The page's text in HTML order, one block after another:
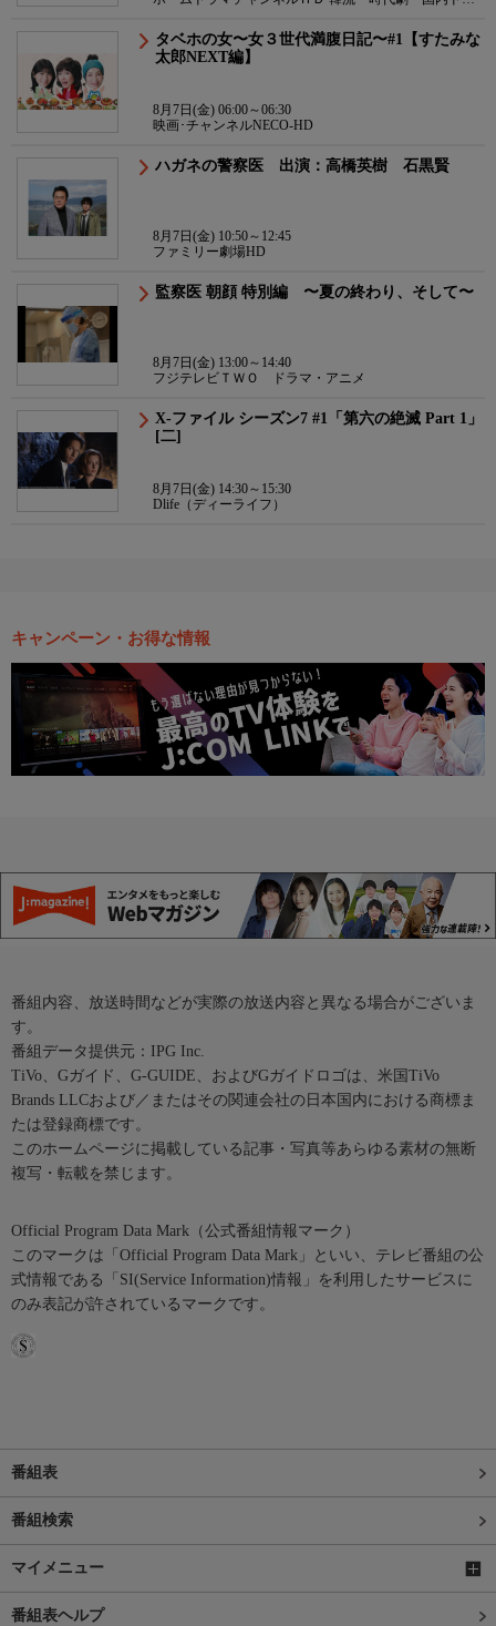
タベホの女〜女３世代満腹日記〜#1【すたみな
太郎NEXT編】
8月7日(金) 06:00～06:30
映画･チャンネルNECO-HD
ハガネの警察医 出演：高橋英樹 石黒賢
8月7日(金) 10:50～12:45
ファミリー劇場HD
監察医 朝顔 特別編 〜夏の終わり、そして〜
8月7日(金) 13:00～14:40
フジテレビＴＷＯ ドラマ・アニメ
X-ファイル シーズン7 #1「第六の絶滅 Part 1」
[二]
8月7日(金) 14:30～15:30
Dlife（ディーライフ）
キャンペーン・お得な情報
番組内容、放送時間などが実際の放送内容と異なる場合がございま
す。
番組データ提供元：IPG Inc.
TiVo、Gガイド、G-GUIDE、およびGガイドロゴは、米国TiVo
Brands LLCおよび／またはその関連会社の日本国内における商標ま
たは登録商標です。
このホームページに掲載している記事・写真等あらゆる素材の無断
複写・転載を禁じます。
Official Program Data Mark（公式番組情報マーク）
このマークは「Official Program Data Mark」といい、テレビ番組の公
式情報である「SI(Service Information)情報」を利用したサービスに
のみ表記が許されているマークです。
番組表
番組検索
マイメニュー
番組表ヘルプ